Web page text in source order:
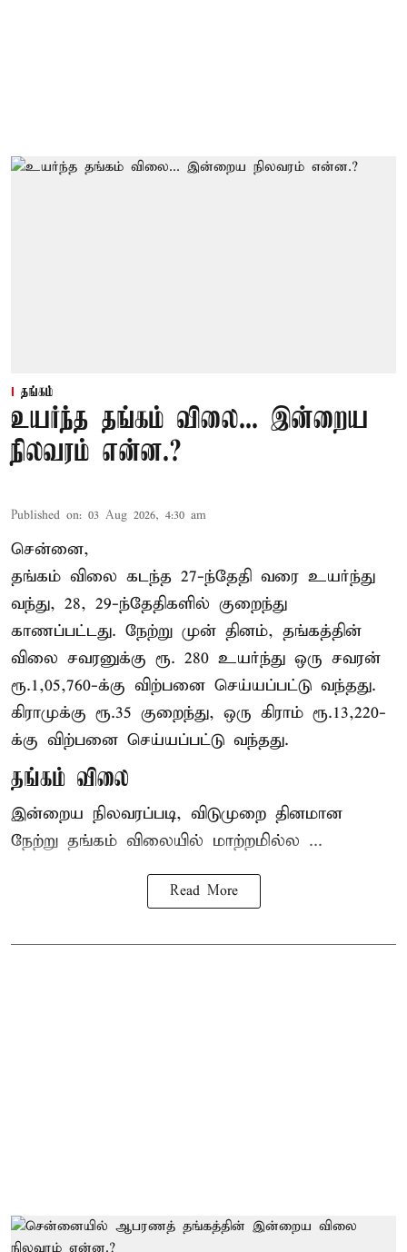
தங்கம்
உயர்ந்த தங்கம் விலை... இன்றைய
நிலவரம் என்ன.?
Published on: 03 Aug 2026, 4:30 am
சென்னை,
தங்கம் விலை கடந்த 27-ந்தேதி வரை உயர்ந்து
வந்து, 28, 29-ந்தேதிகளில் குறைந்து
காணப்பட்டது. நேற்று முன் தினம், தங்கத்தின்
விலை சவரனுக்கு ரூ. 280 உயர்ந்து ஒரு சவரன்
ரூ.1,05,760-க்கு விற்பனை செய்யப்பட்டு வந்தது.
கிராமுக்கு ரூ.35 குறைந்து, ஒரு கிராம் ரூ.13,220-
க்கு விற்பனை செய்யப்பட்டு வந்தது.
தங்கம் விலை
இன்றைய நிலவரப்படி, விடுமுறை தினமான
நேற்று தங்கம் விலையில் மாற்றமில்ல ...
Read More